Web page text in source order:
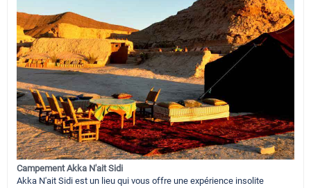
Campement Akka N'ait Sidi
Akka N'ait Sidi est un lieu qui vous offre une expérience insolite